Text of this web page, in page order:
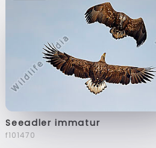
Seeadler immatur
f101470